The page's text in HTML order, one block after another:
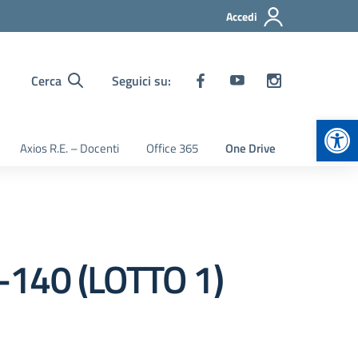
Accedi
Cerca Seguici su:
Axios R.E. – Docenti Office 365 One Drive
(LOTTO 1)